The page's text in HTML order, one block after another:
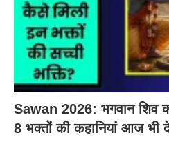
Sawan 2026: भगवान शिव
8 भक्तों की कहानियां आज भी